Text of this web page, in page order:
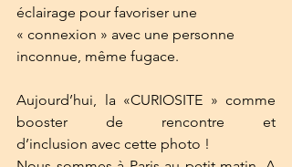
éclairage pour favoriser une
« connexion » avec une personne
inconnue, même fugace.
Aujourd’hui, la «CURIOSITE » comme
booster de rencontre et
d’inclusion avec cette photo !